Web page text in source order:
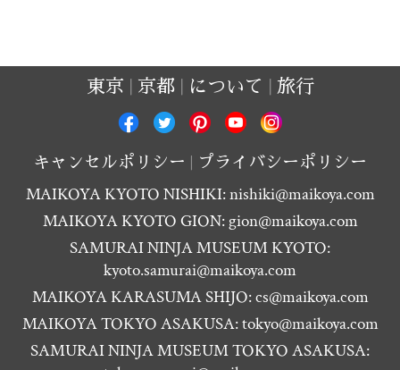
東京 京都 について 旅行
キャンセルポリシー
プライバシーポリシー
MAIKOYA KYOTO NISHIKI:nishiki@maikoya.com
MAIKOYA KYOTO GION:gion@maikoya.com
SAMURAI NINJA MUSEUM KYOTO:
kyoto.samurai@maikoya.com
MAIKOYA KARASUMA SHIJO:cs@maikoya.com
MAIKOYA TOKYO ASAKUSA:tokyo@maikoya.com
SAMURAI NINJA MUSEUM TOKYO ASAKUSA: